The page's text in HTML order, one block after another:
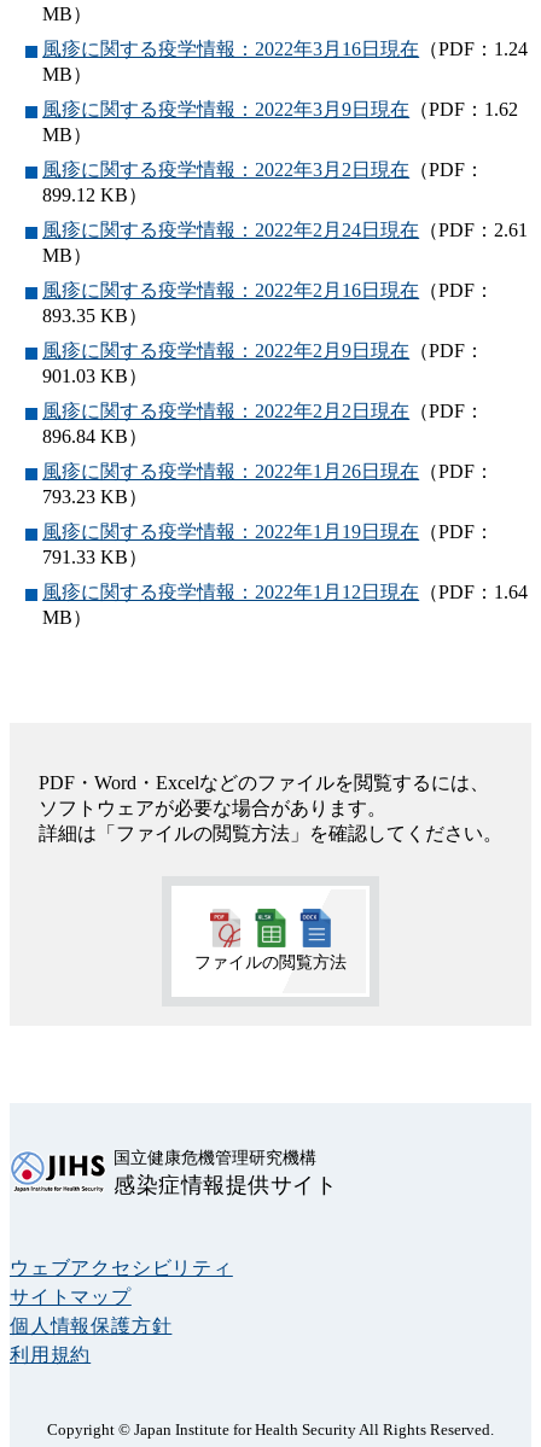
MB）
風疹に関する疫学情報：2022年3月16日現在 （PDF：1.24
MB）
風疹に関する疫学情報：2022年3月9日現在 （PDF：1.62
MB）
風疹に関する疫学情報：2022年3月2日現在 （PDF：
899.12 KB）
風疹に関する疫学情報：2022年2月24日現在 （PDF：2.61
MB）
風疹に関する疫学情報：2022年2月16日現在 （PDF：
893.35 KB）
風疹に関する疫学情報：2022年2月9日現在 （PDF：
901.03 KB）
風疹に関する疫学情報：2022年2月2日現在 （PDF：
896.84 KB）
風疹に関する疫学情報：2022年1月26日現在 （PDF：
793.23 KB）
風疹に関する疫学情報：2022年1月19日現在 （PDF：
791.33 KB）
風疹に関する疫学情報：2022年1月12日現在 （PDF：1.64
MB）
PDF・Word・Excelなどのファイルを閲覧するには、
ソフトウェアが必要な場合があります。
詳細は「ファイルの閲覧方法」を確認してください。
ファイルの閲覧方法
国立健康危機管理研究機構
感染症情報提供サイト
ウェブアクセシビリティ
サイトマップ
個人情報保護方針
利用規約
Copyright © Japan Institute for Health Security All Rights Reserved.